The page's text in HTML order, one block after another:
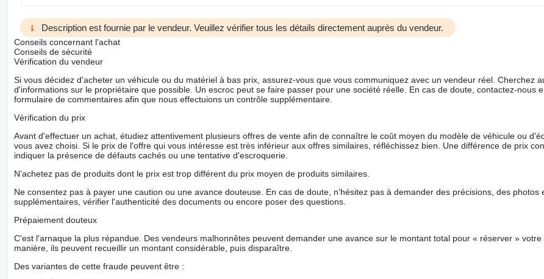
Description est fournie par le vendeur. Veuillez vérifier tous les détails directement auprès du vendeur.
Conseils concernant l'achat
Conseils de sécurité
Vérification du vendeur
Si vous décidez d'acheter un véhicule ou du matériel à bas prix, assurez-vous que vous communiquez avec un vendeur réel. Cherchez
d'informations sur le propriétaire que possible. Un escroc peut se faire passer pour une société réelle. En cas de doute, contactez-nous
formulaire de commentaires afin que nous effectuions un contrôle supplémentaire.
Vérification du prix
Avant d'effectuer un achat, étudiez attentivement plusieurs offres de vente afin de connaître le coût moyen du modèle de véhicule ou
vous avez choisi. Si le prix de l'offre qui vous intéresse est très inférieur aux offres similaires, réfléchissez bien. Une différence de prix
indiquer la présence de défauts cachés ou une tentative d'escroquerie.
N'achetez pas de produits dont le prix est trop différent du prix moyen de produits similaires.
Ne consentez pas à payer une caution ou une avance douteuse. En cas de doute, n’hésitez pas à demander des précisions, des photos
supplémentaires, vérifier l'authenticité des documents ou encore poser des questions.
Prépaiement douteux
C'est l'arnaque la plus répandue. Des vendeurs malhonnêtes peuvent demander une avance sur le montant total pour « réserver »
manière, ils peuvent recueillir un montant considérable, puis disparaître.
Des variantes de cette fraude peuvent être :